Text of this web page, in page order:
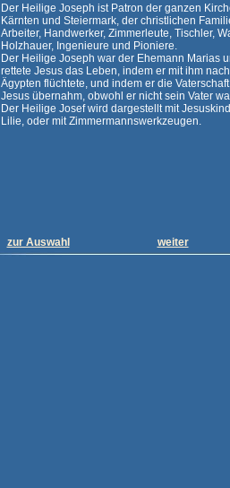
Der Heilige Joseph ist Patron der ganzen
Kärnten und Steiermark, der christlichen
Arbeiter, Handwerker, Zimmerleute, Tischler,
Holzhauer, Ingenieure und Pioniere.
Der Heilige Joseph war der Ehemann Marias
rettete Jesus das Leben, indem er mit ihm nach
Ägypten flüchtete, und indem er die
Jesus übernahm, obwohl er nicht sein Vater
Der Heilige Josef wird dargestellt mit
Lilie, oder mit Zimmermannswerkzeugen.
zur Auswahl weiter